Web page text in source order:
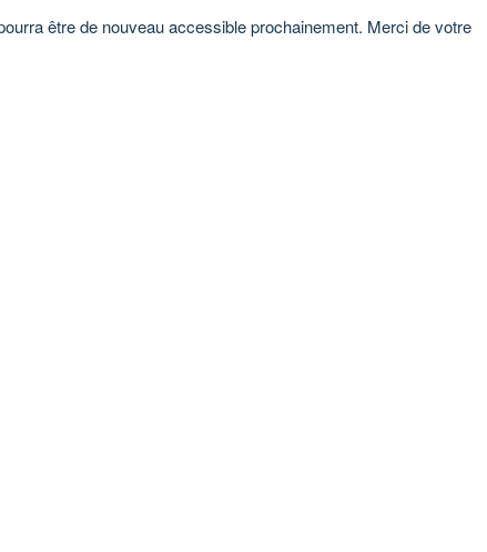
être de nouveau accessible prochainement. Merci de votre